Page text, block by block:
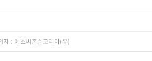
: 에스씨존슨코리아(유)